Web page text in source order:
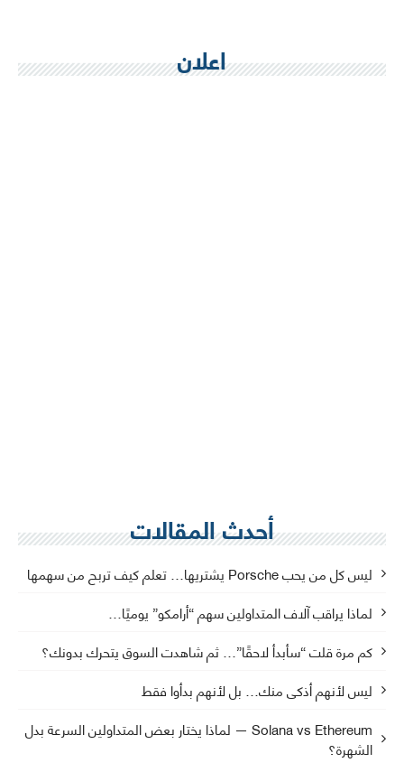
اعلان
أحدث المقالات
ليس كل من يحب Porsche يشتريها… تعلم كيف تربح من سهمها
لماذا يراقب آلاف المتداولين سهم “أرامكو” يوميًا…
كم مرة قلت “سأبدأ لاحقًا”… ثم شاهدت السوق يتحرك بدونك؟
ليس لأنهم أذكى منك… بل لأنهم بدأوا فقط
Solana vs Ethereum — لماذا يختار بعض المتداولين السرعة بدل
الشهرة؟